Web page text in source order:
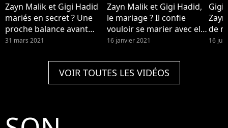
Zayn Malik et Gigi Hadid
mariés en secret ? Une
proche balance avant
d'assurer s'être trompée
31 mars 2021
Zayn Malik et Gigi Hadid,
le mariage ? Il confie
vouloir se marier avec elle
dans sa nouvelle chanson
son nouvel album
"Nobody is Listening"
16 janvier 2021
Gigi
de
16
VOIR TOUTES LES VIDÉOS